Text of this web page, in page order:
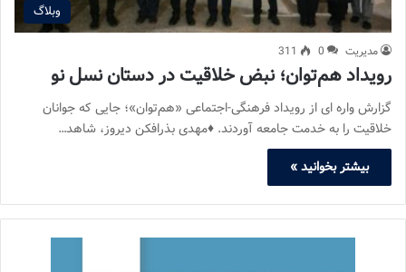
وبلاگ
مدیریت 0
311
رویداد هم‌توان؛ نبض خلاقیت در دستان نسل نو
گزارش واره ای از رویداد فرهنگی-اجتماعی «هم‌توان»؛ جایی که جوانان
خلاقیت را به خدمت جامعه آوردند. ♦مهدی بذرافکن دیروز، شاهد…
بیشتر بخوانید »